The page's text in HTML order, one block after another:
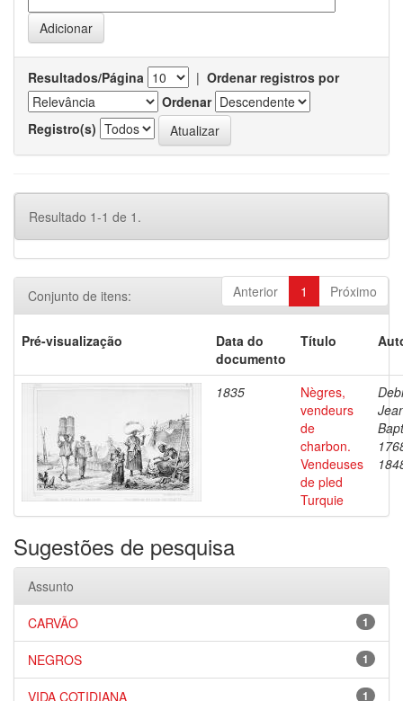
Resultados/Página | Ordenar registros por
Ordenar
Registro(s)
Resultado 1-1 de 1.
Anterior 1 Próximo
Conjunto de itens:
Pré-visualização
Data do
documento
Título
1835
Nègres,
vendeurs
de
charbon.
Vendeuses
de pled
Turquie
Sugestões de pesquisa
Assunto
1
CARVÃO
1
NEGROS
1
VIDA COTIDIANA